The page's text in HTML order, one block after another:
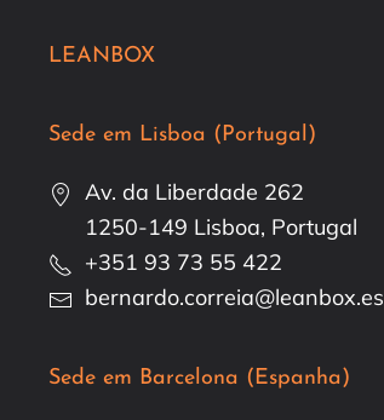
LEANBOX
Sede em Lisboa (Portugal)
Av. da Liberdade 262
1250-149 Lisboa, Portugal
+351 93 73 55 422
bernardo.correia@leanbox.es
Sede em Barcelona (Espanha)